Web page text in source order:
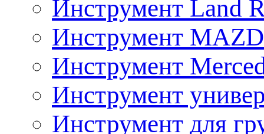
Инструмент Land
Инструмент
Инструмент
Инструмент
Инструмент для